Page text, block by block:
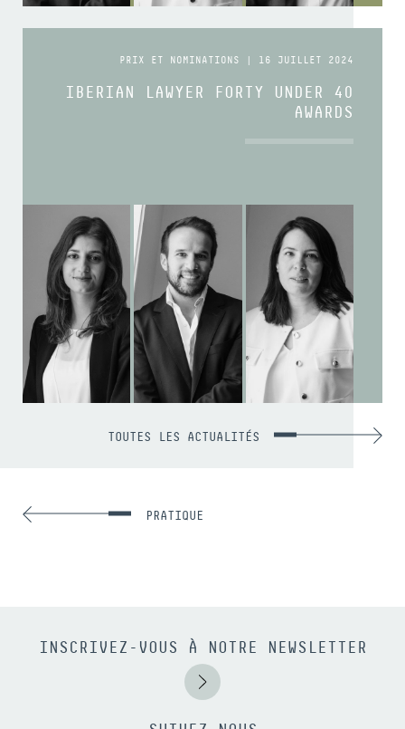
PRIX ET NOMINATIONS | 16 JUILLET 2024
IBERIAN LAWYER FORTY UNDER 40
AWARDS
TOUTES LES ACTUALITÉS
PRATIQUE
INSCRIVEZ-VOUS À NOTRE NEWSLETTER